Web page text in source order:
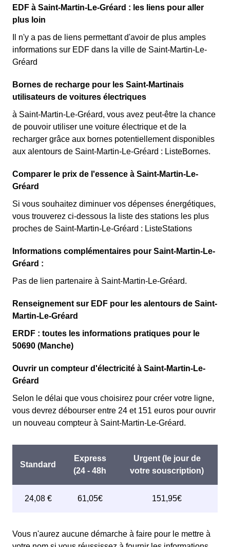
EDF à Saint-Martin-Le-Gréard : les liens pour aller
plus loin
Il n'y a pas de liens permettant d'avoir de plus amples
informations sur EDF dans la ville de Saint-Martin-Le-
Gréard
Bornes de recharge pour les Saint-Martinais
utilisateurs de voitures électriques
à Saint-Martin-Le-Gréard, vous avez peut-être la chance
de pouvoir utiliser une voiture électrique et de la
recharger grâce aux bornes potentiellement disponibles
aux alentours de Saint-Martin-Le-Gréard : ListeBornes.
Comparer le prix de l'essence à Saint-Martin-Le-
Gréard
Si vous souhaitez diminuer vos dépenses énergétiques,
vous trouverez ci-dessous la liste des stations les plus
proches de Saint-Martin-Le-Gréard : ListeStations
Informations complémentaires pour Saint-Martin-Le-
Gréard :
Pas de lien partenaire à Saint-Martin-Le-Gréard.
Renseignement sur EDF pour les alentours de Saint-
Martin-Le-Gréard
ERDF : toutes les informations pratiques pour le
50690 (Manche)
Ouvrir un compteur d'électricité à Saint-Martin-Le-
Gréard
Selon le délai que vous choisirez pour créer votre ligne,
vous devrez débourser entre 24 et 151 euros pour ouvrir
un nouveau compteur à Saint-Martin-Le-Gréard.
Vous n'aurez aucune démarche à faire pour le mettre à